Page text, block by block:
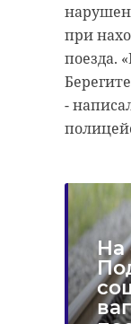
при
поезда.
-
На